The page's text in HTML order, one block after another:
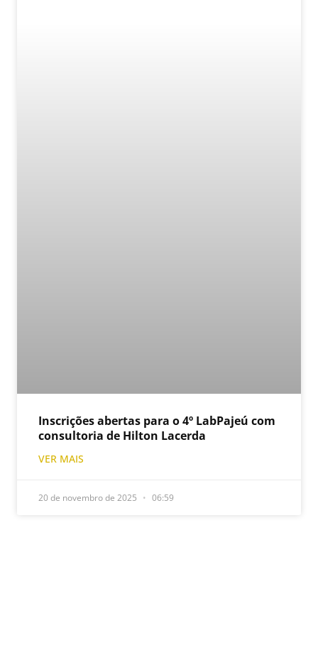
Inscrições abertas para o 4º LabPajeú com
consultoria de Hilton Lacerda
VER MAIS
20 de novembro de 2025 06:59